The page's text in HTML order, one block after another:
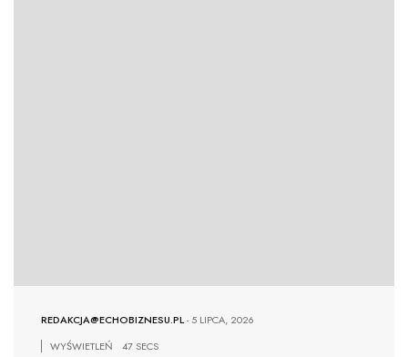
REDAKCJA@ECHOBIZNESU.PL-5 LIPCA, 2026
WYŚWIETLEŃ
47 SECS